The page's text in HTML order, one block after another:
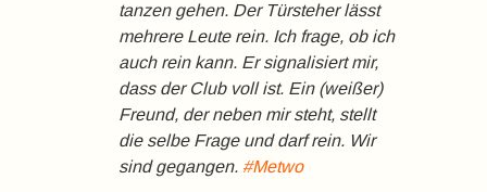
tanzen gehen. Der Türsteher lässt
mehrere Leute rein. Ich frage, ob ich
auch rein kann. Er signalisiert mir,
dass der Club voll ist. Ein (weißer)
Freund, der neben mir steht, stellt
die selbe Frage und darf rein. Wir
sind gegangen. #Metwo